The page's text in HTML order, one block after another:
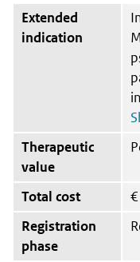
Extended
indication
Therapeutic
value
Total cost €
Registration
phase